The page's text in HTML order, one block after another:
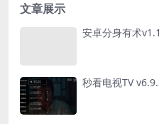
文章展示
安卓分身有术
秒看电视TV